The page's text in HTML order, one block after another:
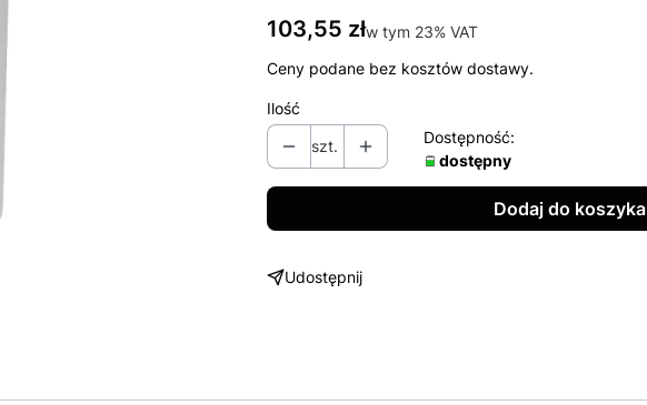
Cena
103,55 złw tym 23% VAT
w tym 23% VAT
Ceny podane bez kosztów dostawy.
Ilość
szt.
Dostępność:
dostępny
Dodaj do koszyka
Udostępnij